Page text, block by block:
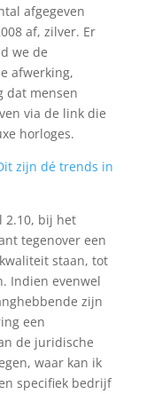
afgegeven
af, zilver. Er
we de
afwerking,
dat mensen
via de link die
horloges.
zijn dé trends in
2.10, bij het
tegenover een
staan, tot
Indien evenwel
zijn
een
de juridische
waar kan ik
specifiek bedrijf